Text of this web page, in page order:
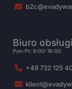
Biuro
Pon-Pt: 8:00-16:00
+48 732 125